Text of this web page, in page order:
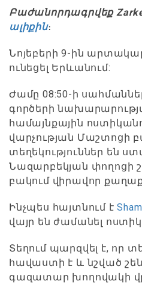
Բաժանորդագրվեք
ալիքին։
Նոյեբերի 9-ին
ունեցել Երևանում:
Ժամը 08:50-ի
գործերի
համայնքային
վարչության Մաշտոցի
տեղեկություններ են
Նազարբեկյան փողոցի
բակում վիրավոր
Ինչպես հայտնում է
վայր են ժամանել
Տեղում պարզվել է, որ
հավաստի է և նշված
գազատար խողովակի